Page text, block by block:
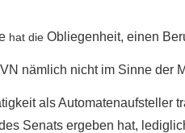
hat die Obliegenheit, einen
nämlich nicht im Sinne der
als Automatenaufsteller
Senats ergeben hat,